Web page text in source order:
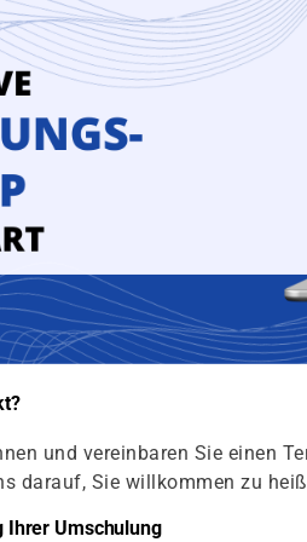
und vereinbaren Sie einen
darauf, Sie willkommen zu
Ihrer Umschulung